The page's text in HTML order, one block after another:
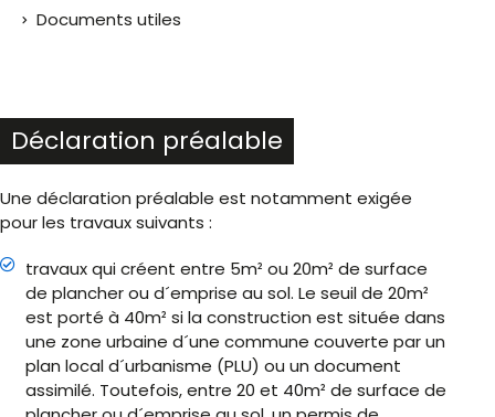
Documents utiles
Déclaration préalable
Une déclaration préalable est notamment exigée
pour les travaux suivants :
travaux qui créent entre 5m² ou 20m² de surface
de plancher ou d´emprise au sol. Le seuil de 20m²
est porté à 40m² si la construction est située dans
une zone urbaine d´une commune couverte par un
plan local d´urbanisme (PLU) ou un document
assimilé. Toutefois, entre 20 et 40m² de surface de